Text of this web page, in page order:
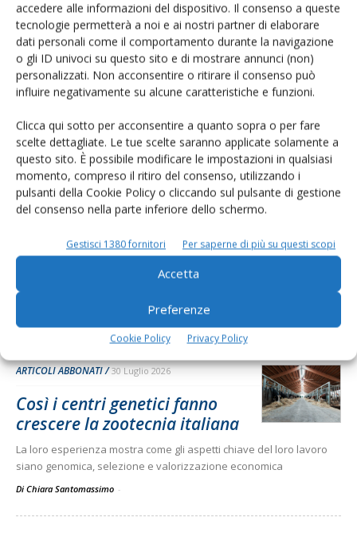
accedere alle informazioni del dispositivo. Il consenso a queste
tecnologie permetterà a noi e ai nostri partner di elaborare
dati personali come il comportamento durante la navigazione
o gli ID univoci su questo sito e di mostrare annunci (non)
personalizzati. Non acconsentire o ritirare il consenso può
influire negativamente su alcune caratteristiche e funzioni.
Clicca qui sotto per acconsentire a quanto sopra o per fare
scelte dettagliate. Le tue scelte saranno applicate solamente a
questo sito. È possibile modificare le impostazioni in qualsiasi
momento, compreso il ritiro del consenso, utilizzando i
pulsanti della Cookie Policy o cliccando sul pulsante di gestione
del consenso nella parte inferiore dello schermo.
Gestisci 1380 fornitori Per saperne di più su questi scopi
Accetta
Preferenze
Cookie Policy Privacy Policy
L'Esperto risponde
Cerca adesso
Dalla stessa categoria
ARTICOLI ABBONATI 30 Luglio 2026
Così i centri genetici fanno
crescere la zootecnia italiana
La loro esperienza mostra come gli aspetti chiave del loro lavoro
siano genomica, selezione e valorizzazione economica
Di Chiara Santomassimo -